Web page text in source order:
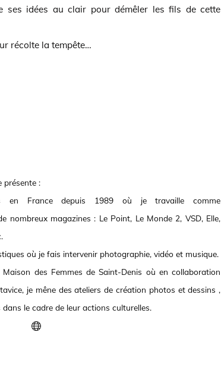
ses idées au clair pour démêler les fils de cette
récolte la tempête…
présente :
en France depuis 1989 où je travaille comme
nombreux magazines : Le Point, Le Monde 2, VSD, Elle,
où je fais intervenir photographie, vidéo et musique.
des Femmes de Saint-Denis où en collaboration
je mêne des ateliers de création photos et dessins ,
le cadre de leur actions culturelles.